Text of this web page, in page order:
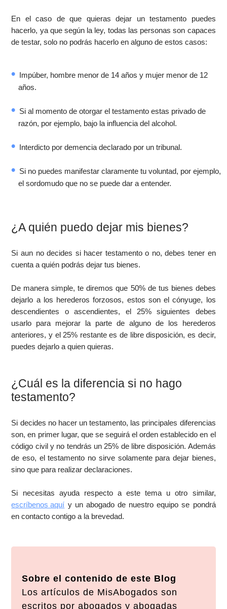
En el caso de que quieras dejar un testamento puedes
hacerlo, ya que según la ley, todas las personas son capaces
de testar, solo no podrás hacerlo en alguno de estos casos:
Impúber, hombre menor de 14 años y mujer menor de 12
años.
Si al momento de otorgar el testamento estas privado de
razón, por ejemplo, bajo la influencia del alcohol.
Interdicto por demencia declarado por un tribunal.
Si no puedes manifestar claramente tu voluntad, por ejemplo,
el sordomudo que no se puede dar a entender.
¿A quién puedo dejar mis bienes?
Si aun no decides si hacer testamento o no, debes tener en
cuenta a quién podrás dejar tus bienes.
De manera simple, te diremos que 50% de tus bienes debes
dejarlo a los herederos forzosos, estos son el cónyuge, los
descendientes o ascendientes, el 25% siguientes debes
usarlo para mejorar la parte de alguno de los herederos
anteriores, y el 25% restante es de libre disposición, es decir,
puedes dejarlo a quien quieras.
¿Cuál es la diferencia si no hago
testamento?
Si decides no hacer un testamento, las principales diferencias
son, en primer lugar, que se seguirá el orden establecido en el
código civil y no tendrás un 25% de libre disposición. Además
de eso, el testamento no sirve solamente para dejar bienes,
sino que para realizar declaraciones.
Si necesitas ayuda respecto a este tema u otro similar,
escríbenos aquí y un abogado de nuestro equipo se pondrá
en contacto contigo a la brevedad.
Sobre el contenido de este Blog
Los artículos de MisAbogados son
escritos por abogados y abogadas